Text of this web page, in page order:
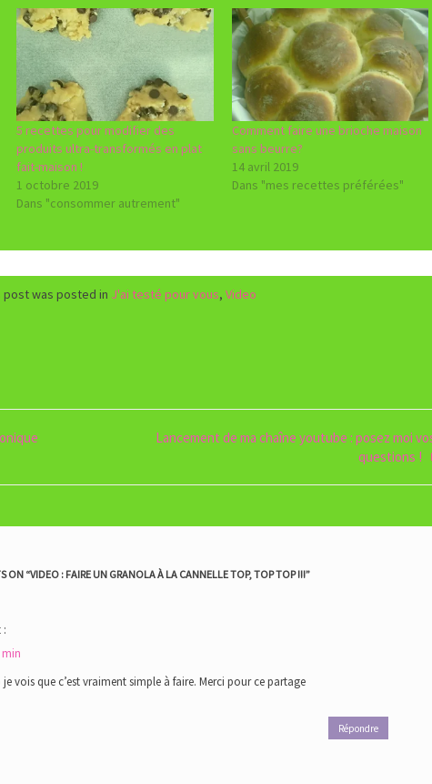
5 recettes pour modifier des
produits ultra-transformés en plat
fait-maison !
1 octobre 2019
Dans "consommer autrement"
Comment faire une brioche maison
sans beurre?
14 avril 2019
Dans "mes recettes préférées"
post was posted in J'ai testé pour vous,Video
Lancement de ma chaîne youtube : posez moi
questions !
ON “VIDEO : FAIRE UN GRANOLA À LA CANNELLE TOP, TOP TOP !!!”
:
min
vois que c’est vraiment simple à faire. Merci pour ce partage
Répondre